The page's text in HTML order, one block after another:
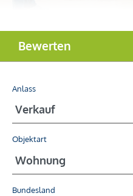
Anlass
Objektart
Bundesland
Bewerten